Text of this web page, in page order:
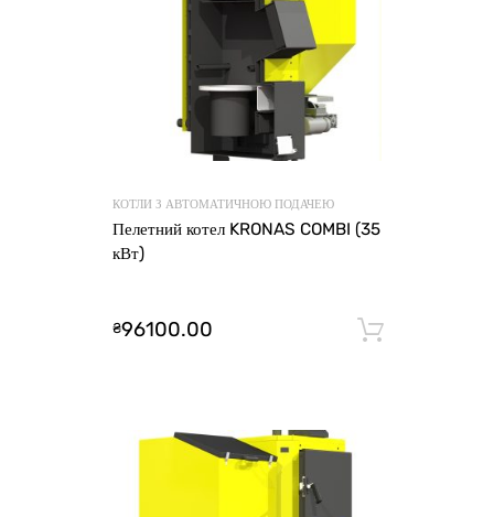
КОТЛИ З АВТОМАТИЧНОЮ ПОДАЧЕЮ
Пелетний котел KRONAS COMBI (35
кВт)
₴96100.00